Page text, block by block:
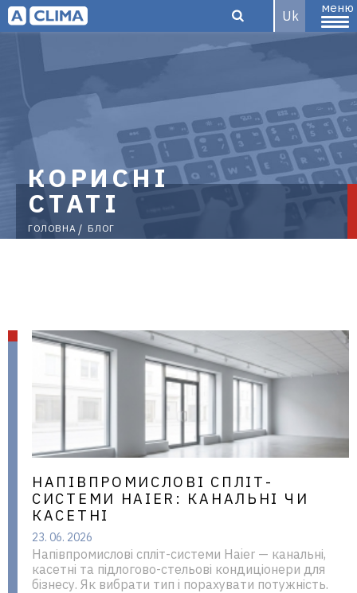
Aclima –
дистриб'ютор
кліматичного
в Україні
Uk
меню
КОРИСНІ
СТАТІ
ГОЛОВНА БЛОГ
НАПІВПРОМИСЛОВІ СПЛІТ-
СИСТЕМИ HAIER: КАНАЛЬНІ ЧИ
КАСЕТНІ
23. 06. 2026
Напівпромислові спліт-системи Haier — канальні,
касетні та підлогово-стельові кондиціонери для
бізнесу. Як вибрати тип і порахувати потужність.
Сторінки